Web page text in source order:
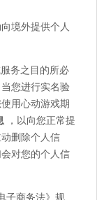
境外提供个人
务之目的所必
您进行实名验
用心动游戏期
，以向您正常提
删除个人信
对您的个人信
子商务法》规